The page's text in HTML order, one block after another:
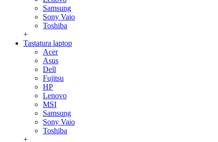
Samsung
Sony Vaio
Toshiba
+
Tastatura laptop
Acer
Asus
Dell
Fujitsu
HP
Lenovo
MSI
Samsung
Sony Vaio
Toshiba
+